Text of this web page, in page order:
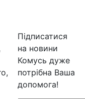
Підписатися
на новини
Комусь дуже
потрібна Ваша
допомога!